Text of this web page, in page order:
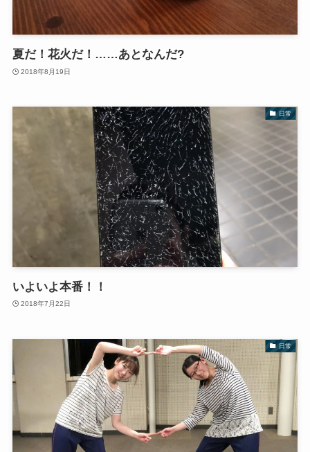
夏だ！花火だ！……あとなんだ?
2018年8月19日
日常
いよいよ本番！！
2018年7月22日
日常